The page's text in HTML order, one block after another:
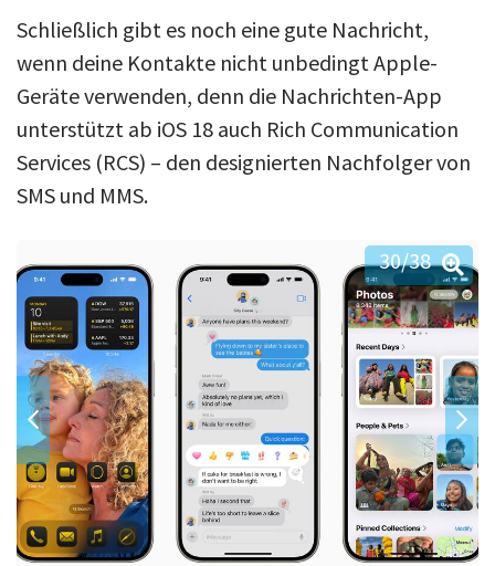
Schließlich gibt es noch eine gute Nachricht,
wenn deine Kontakte nicht unbedingt Apple-
Geräte verwenden, denn die Nachrichten-App
unterstützt ab iOS 18 auch Rich Communication
Services (RCS) – den designierten Nachfolger von
SMS und MMS.
30/38